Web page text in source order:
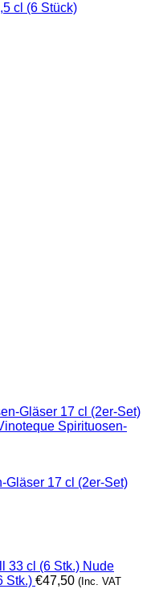
cl (6 Stück)
Gläser 17 cl (2er-Set)
Nude
Stk.) €47,50 (Inc. VAT